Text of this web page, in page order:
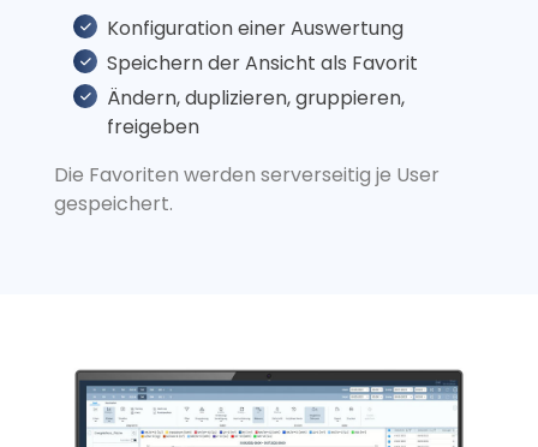
Konfiguration einer Auswertung
Speichern der Ansicht als Favorit
Ändern, duplizieren, gruppieren,
freigeben
Die Favoriten werden serverseitig je User
gespeichert.